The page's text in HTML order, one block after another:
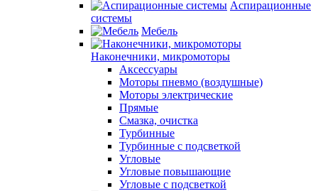
Аспирационные
системы
Мебель
Наконечники, микромоторы
Аксессуары
Моторы пневмо (воздушные)
Моторы электрические
Прямые
Смазка, очистка
Турбинные
Турбинные с подсветкой
Угловые
Угловые повышающие
Угловые с подсветкой